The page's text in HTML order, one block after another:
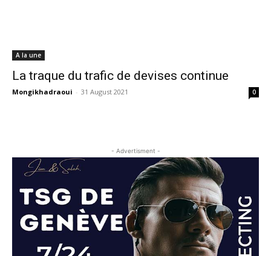
A la une
La traque du trafic de devises continue
Mongikhadraoui - 31 August 2021 0
- Advertisment -